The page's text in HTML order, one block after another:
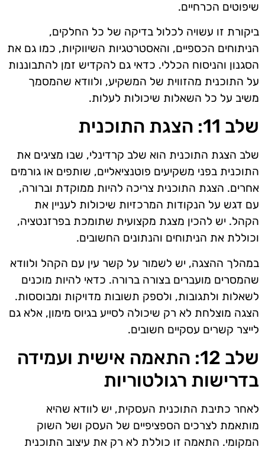
שיפוטים הכרחיים.
ביקורת זו עשויה לכלול בדיקה של כל החלקים,
הניתוחים הכספיים, והאסטרטגיות השיווקיות, כמו גם את
הסגנון והניסוח הכללי. כדאי גם להקדיש זמן להתבוננות
על התוכנית מהזווית של המשקיע, ולוודא שהמסמך
משיב על כל השאלות שיכולות לעלות.
שלב 11: הצגת התוכנית
שלב הצגת התוכנית הוא שלב קרדינלי, שבו מציגים את
התוכנית בפני משקיעים פוטנציאליים, שותפים או גורמים
אחרים. הצגת התוכנית צריכה להיות ממוקדת וברורה,
עם דגש על הנקודות המרכזיות שיכולות לעניין את
הקהל. יש להכין מצגת מקצועית שתומכת בפרזנטציה,
וכוללת את הניתוחים והנתונים החשובים.
במהלך ההצגה, יש לשמור על קשר עין עם הקהל ולוודא
שהמסרים מועברים בצורה ברורה. כדאי להיות מוכנים
לשאלות ולתגובות, ולספק תשובות מדויקות ומבוססות.
הצגה מוצלחת לא רק שיכולה לסייע בגיוס מימון, אלא גם
לייצר קשרים עסקיים חשובים.
שלב 12: התאמה אישית ועמידה
בדרישות רגולטוריות
לאחר כתיבת התוכנית העסקית, יש לוודא שהיא
מותאמת לצרכים הספציפיים של העסק ושל השוק
המקומי. התאמה זו כוללת לא רק את עיצוב התוכנית